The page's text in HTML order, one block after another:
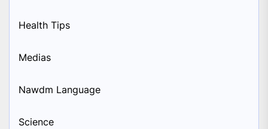
Health Tips
Medias
Nawdm Language
Science